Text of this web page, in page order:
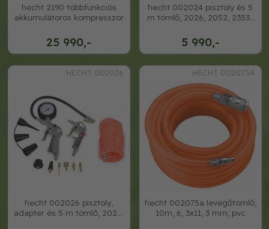
25 990,-
hecht 2190 többfunkciós
akkumulátoros kompresszor
5 990,-
hecht 002024 pisztoly és 5
m tömlő, 2026, 2052, 2353-
HECHT 002026
hecht 002026 pisztoly,
adapter és 5 m tömlő, 2026,
HECHT 002075A
hecht 002075a levegőtömlő,
10m, 6, 3x11, 3 mm, pvc